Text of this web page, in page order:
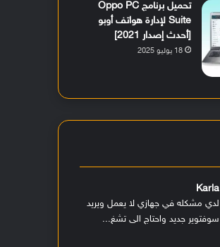
تحميل برنامج Oppo PC
Suite لإدارة هواتف أوبو
[أحدث إصدار 2021]
18 يوليو 2025
Karla
لدي مشكله في جهازي لا يعمل ويريد
سوفتوير جديد واحتاج الى تشغ...